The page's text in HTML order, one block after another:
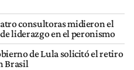
consultoras midieron el
liderazgo en el peronismo
de Lula solicitó el retiro
Brasil